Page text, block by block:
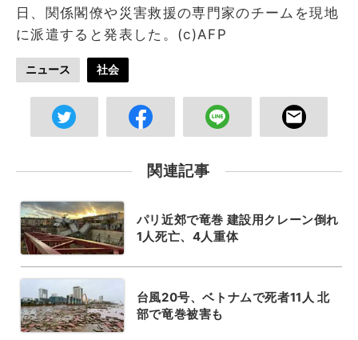
日、関係閣僚や災害救援の専門家のチームを現地
に派遣すると発表した。(c)AFP
ニュース 社会
関連記事
パリ近郊で竜巻 建設用クレーン倒れ
1人死亡、4人重体
台風20号、ベトナムで死者11人 北
部で竜巻被害も